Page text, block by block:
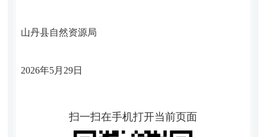
山丹县自然资源局
2026年5月 29日
扫一扫在手机打开当前页面